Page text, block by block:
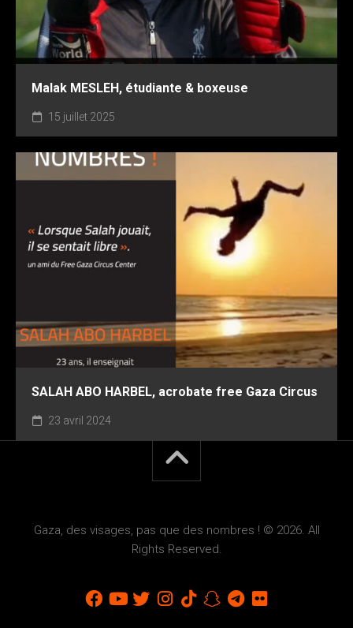
Malak MESLEH, étudiante & boxeuse
15 juillet 2025
SALAH ABO HARBEL, acrobate free Gaza Circus
23 avril 2024
Gaza, des visages, pas que des nombres ! © 2026. All
Rights Reserved.